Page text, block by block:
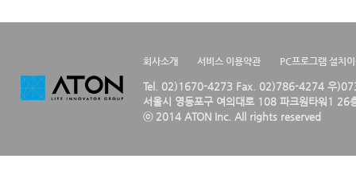
회사소개 서비스 이용약관 PC프로그램 설치
Tel. 02)1670-4273 Fax. 02)786-4274 우
서울시 영등포구 여의대로 108 파크원타워1 26
ⓒ 2014 ATON Inc. All rights reserved